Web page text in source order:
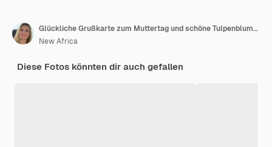
Glückliche Grußkarte zum Muttertag und schöne Tulpenblumen auf rosafarbenem Hintergrund flach gelegt
New Africa
Diese Fotos könnten dir auch gefallen